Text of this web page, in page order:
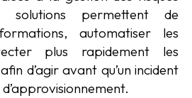
solutions permettent de
automatiser les
plus rapidement les
d’agir avant qu’un incident